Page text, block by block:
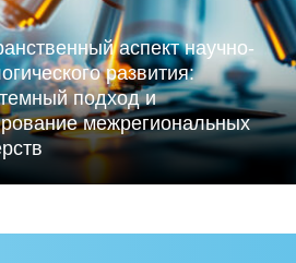
аспект научно-
развития:
подход и
межрегиональных